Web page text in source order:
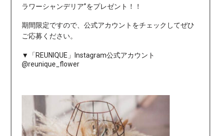
ラワーシャンデリア”をプレゼント！！
期間限定ですので、公式アカウントをチェックしてぜひ
ご応募ください。
▼「REUNIQUE」Instagram公式アカウント
@reunique_flower